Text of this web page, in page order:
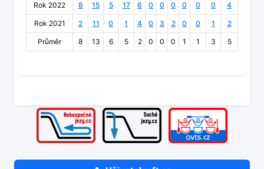
Rok 2022 8 15 5 17 6 0 0 0 0 0 0 4
Rok 2021 2 11 0 1 4 0 3 2 0 0 1 2
Průměr 8 13 6 5 2 0 0 0 1 1 3 5